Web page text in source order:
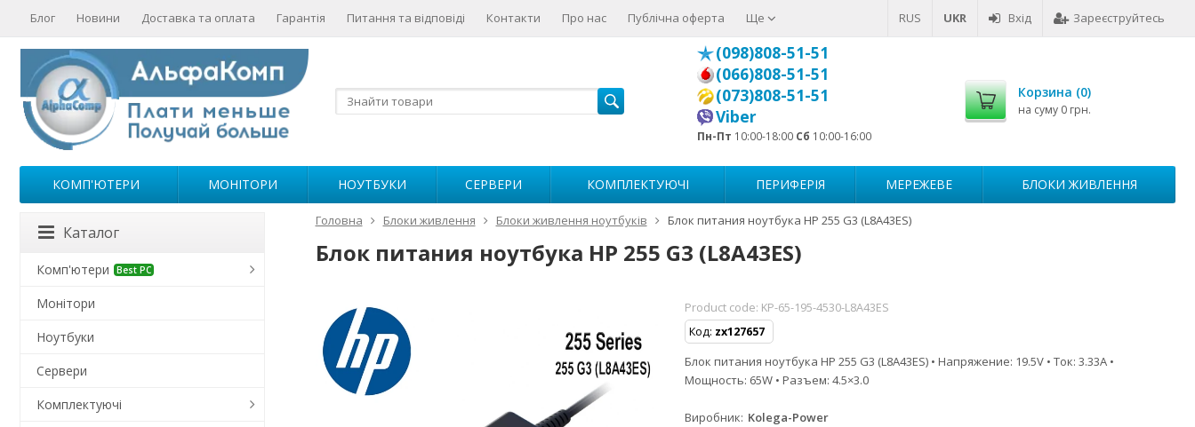
RUS UKR Вхід Зареєструйтесь
Блог Новини Доставка та оплата Гарантія Питання та відповіді Контакти Про нас Публічна оферта Ще
(098)808-51-51
(066)808-51-51
(073)808-51-51
Viber
Пн-Пт 10:00-18:00 Сб 10:00-16:00
Корзина (0)
на суму 0 грн.
КОМП'ЮТЕРИ МОНІТОРИ НОУТБУКИ СЕРВЕРИ КОМПЛЕКТУЮЧІ ПЕРИФЕРІЯ МЕРЕЖЕВЕ БЛОКИ ЖИВЛЕННЯ
Головна Блоки живлення Блоки живлення ноутбуків Блок питания ноутбука HP 255 G3 (L8A43ES)
Блок питания ноутбука HP 255 G3 (L8A43ES)
Product code: KP-65-195-4530-L8A43ES
Код: zx127657
Блок питания ноутбука HP 255 G3 (L8A43ES) • Напряжение: 19.5V • Ток: 3.33A •
Мощность: 65W • Разъем: 4.5×3.0
Виробник Kolega-Power
Каталог
Комп'ютери Best PC
Монітори
Ноутбуки
Сервери
Комплектуючі